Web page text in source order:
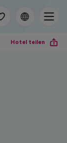
Hotel teilen